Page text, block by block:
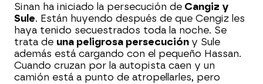
Sinan ha iniciado la persecución de Cangiz y
Sule. Están huyendo después de que Cengiz les
haya tenido secuestrados toda la noche. Se
trata de una peligrosa persecución y Sule
además está cargando con el pequeño Hassan.
Cuando cruzan por la autopista caen y un
camión está a punto de atropellarles, pero